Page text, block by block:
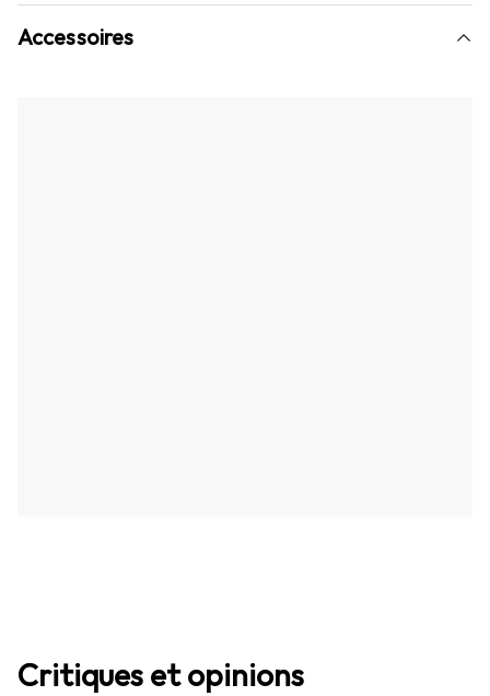
Accessoires
Critiques et opinions